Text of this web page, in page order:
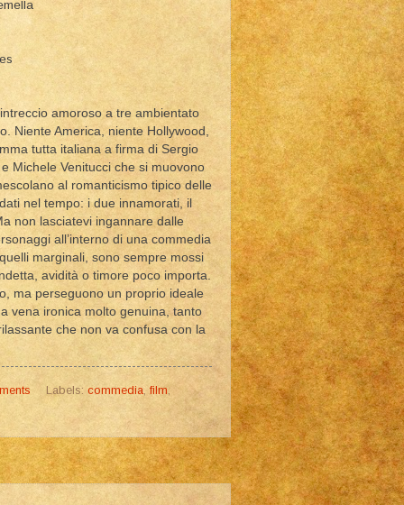
amoroso a tre ambientato
Niente America, niente Hollywood,
tutta italiana a firma di Sergio
Michele Venitucci che si muovono
al romanticismo tipico delle
nel tempo: i due innamorati, il
non lasciatevi ingannare dalle
all’interno di una commedia
marginali, sono sempre mossi
avidità o timore poco importa.
ma perseguono un proprio ideale
vena ironica molto genuina, tanto
che non va confusa con la
Labels: commedia ,film,